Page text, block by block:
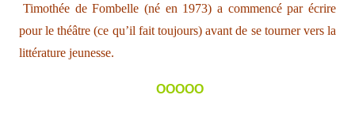
Timothée de Fombelle (né en 1973) a commencé par écrire
pour le théâtre (ce qu’il fait toujours) avant de se tourner vers la
littérature jeunesse.
ΟΟΟΟΟ